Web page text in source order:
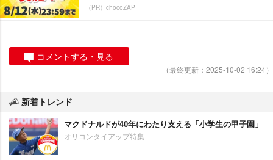
（PR）chocoZAP
コメントする・見る
（最終更新：2025-10-02 16:24）
新着トレンド
マクドナルドが40年にわたり支える「小学生の甲子園」
オリコンタイアップ特集